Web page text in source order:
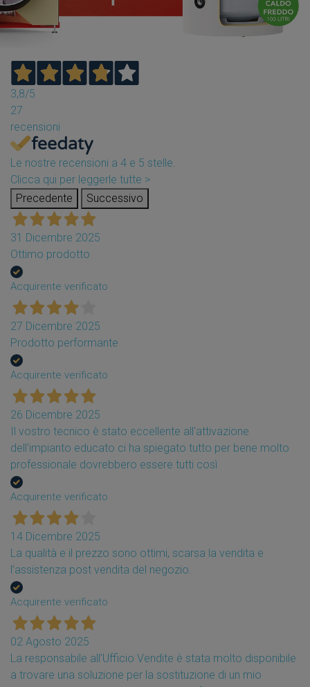
3,8/5
27
recensioni
Le nostre recensioni a 4 e 5 stelle.
Clicca qui per leggerle tutte >
Precedente
Successivo
31 Dicembre 2025
Ottimo prodotto
Acquirente verificato
27 Dicembre 2025
Prodotto performante
Acquirente verificato
26 Dicembre 2025
Il vostro tecnico è stato eccellente all'attivazione
dell'impianto educato ci ha spiegato tutto per bene molto
professionale dovrebbero essere tutti così
Acquirente verificato
14 Dicembre 2025
La qualità e il prezzo sono ottimi, scarsa la vendita e
l’assistenza post vendita del negozio.
Acquirente verificato
02 Agosto 2025
La responsabile all’Ufficio Vendite è stata molto disponibile
a trovare una soluzione per la sostituzione di un mio